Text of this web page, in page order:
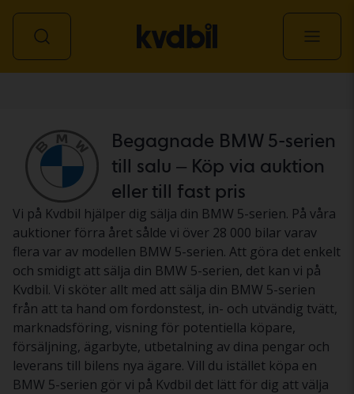
Begagnade BMW 5-serien
till salu – Köp via auktion
eller till fast pris
Vi på Kvdbil hjälper dig sälja din BMW 5-serien. På våra
auktioner förra året sålde vi över 28 000 bilar varav
flera var av modellen BMW 5-serien. Att göra det enkelt
och smidigt att sälja din BMW 5-serien, det kan vi på
Kvdbil. Vi sköter allt med att sälja din BMW 5-serien
från att ta hand om fordonstest, in- och utvändig tvätt,
marknadsföring, visning för potentiella köpare,
försäljning, ägarbyte, utbetalning av dina pengar och
leverans till bilens nya ägare. Vill du istället köpa en
BMW 5-serien gör vi på Kvdbil det lätt för dig att välja